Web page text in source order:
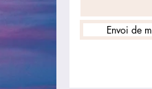
Envoi de